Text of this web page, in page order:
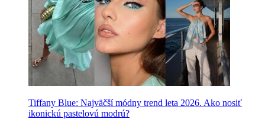
Tiffany Blue: Najväčší módny trend leta 2026. Ako nosiť
ikonickú pastelovú modrú?